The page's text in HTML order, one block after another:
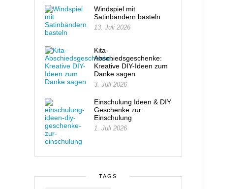
Windspiel mit
Satinbändern basteln
13. Juli 2026
Kita-
Abschiedsgeschenke:
Kreative DIY-Ideen zum
Danke sagen
3. Juli 2026
Einschulung Ideen & DIY
Geschenke zur
Einschulung
1. Juli 2026
TAGS